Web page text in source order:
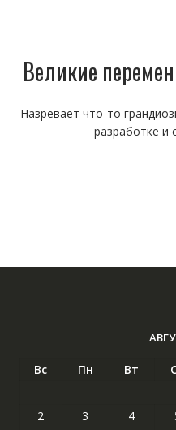
Великие
Назревает что-то
разработке и
Вс Пн Вт
2
3 4